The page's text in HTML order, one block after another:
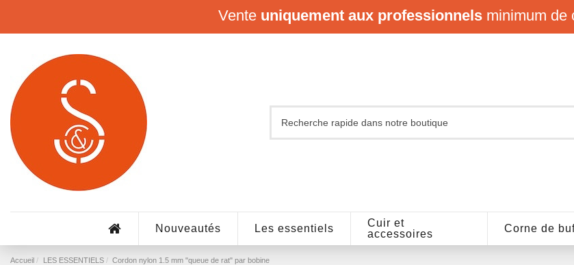
Vente uniquement aux professionnels minimum de
Nouveautés Les essentiels
Cuir et
accessoires
Corne de
Accueil LES ESSENTIELS Cordon nylon 1.5 mm "queue de rat" par bobine